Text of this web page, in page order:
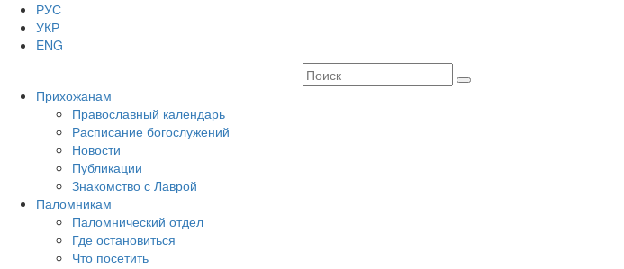
РУС
УКР
ENG
Прихожанам
Православный календарь
Расписание богослужений
Новости
Публикации
Знакомство с Лаврой
Паломникам
Паломнический отдел
Где остановиться
Что посетить